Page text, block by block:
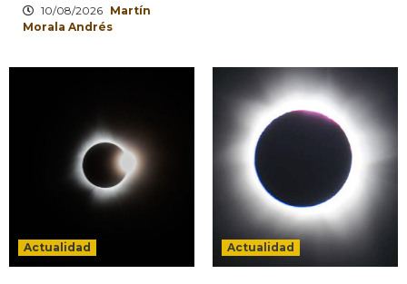
10/08/2026 Martín
Morala Andrés
Actualidad Actualidad